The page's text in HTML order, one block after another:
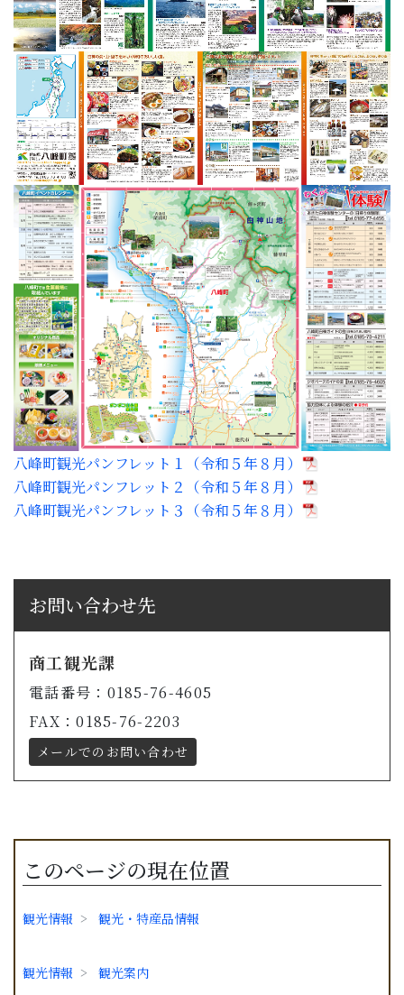
移住・定住
ビジネス・産業
行政情報
八峰町観光パンフレット１（令和５年８月）
八峰町観光パンフレット２（令和５年８月）
八峰町観光パンフレット３（令和５年８月）
お問い合わせ先
商工観光課
電話番号：0185-76-4605
FAX：0185-76-2203
メールでのお問い合わせ
このページの現在位置
観光情報 観光・特産品情報
観光情報 観光案内